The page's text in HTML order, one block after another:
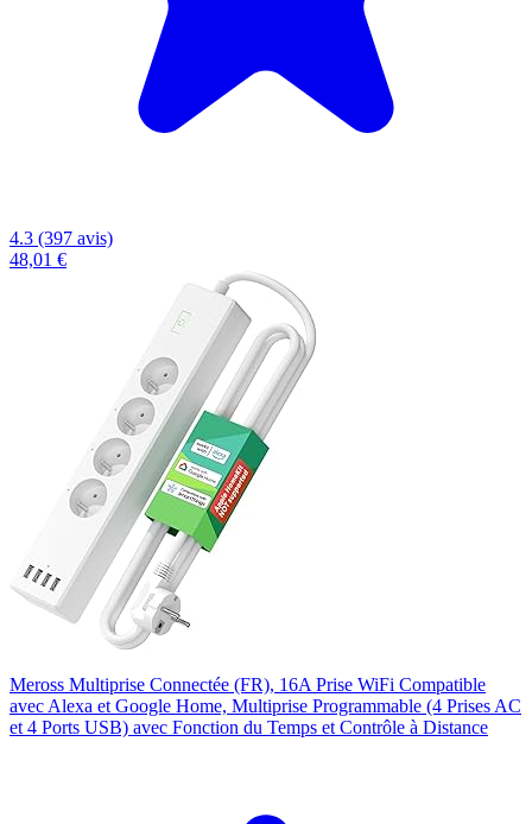
4.3 (397 avis)
48,01 €
Meross Multiprise Connectée (FR), 16A Prise WiFi Compatible
avec Alexa et Google Home, Multiprise Programmable (4 Prises AC
et 4 Ports USB) avec Fonction du Temps et Contrôle à Distance